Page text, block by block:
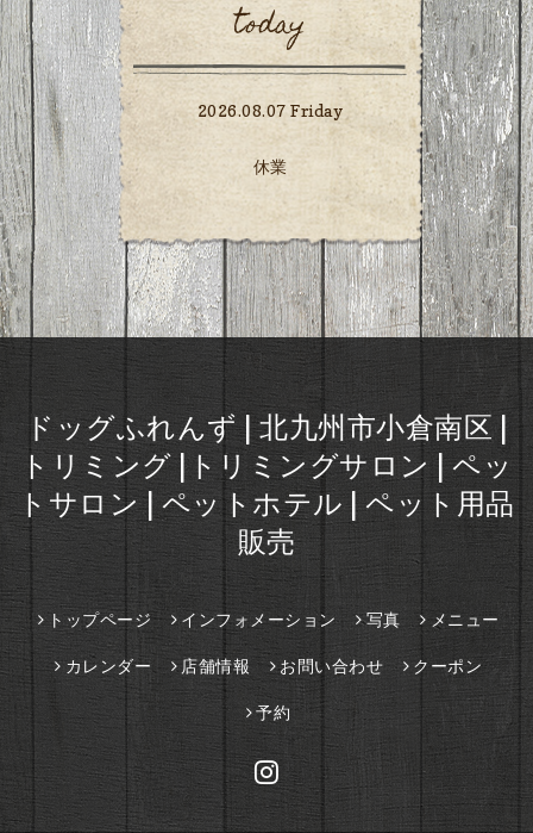
today
2026.08.07 Friday
休業
ドッグふれんず | 北九州市小倉南区 |
トリミング |トリミングサロン | ペッ
トサロン | ペットホテル | ペット用品
販売
トップページ インフォメーション 写真 メニュー
カレンダー 店舗情報 お問い合わせ クーポン
予約